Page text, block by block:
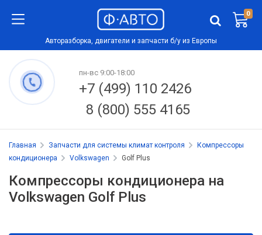
0
Авторазборка, двигатели и запчасти б/у из Европы
пн-вс 9:00-18:00
+7 (499) 110 2426
8 (800) 555 4165
Главная Запчасти для системы климат контроля
Компрессоры
кондиционера
Volkswagen Golf Plus
Компрессоры кондиционера на
Volkswagen Golf Plus